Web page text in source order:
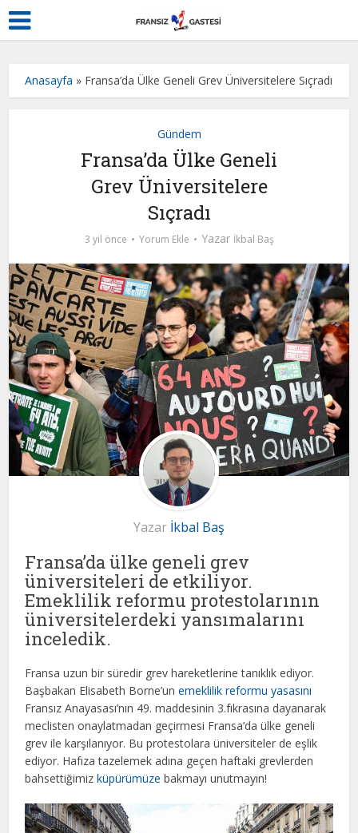
Anasayfa » Fransa’da Ülke Geneli Grev Üniversitelere Sıçradı
Gündem
Fransa’da Ülke Geneli
Grev Üniversitelere
Sıçradı
3 yıl önce Yorum Ekle Yazar İkbal Baş
Yazar İkbal Baş
Fransa’da ülke geneli grev
üniversiteleri de etkiliyor.
Emeklilik reformu protestolarının
üniversitelerdeki yansımalarını
inceledik.
Fransa uzun bir süredir grev hareketlerine tanıklık ediyor.
Başbakan Elisabeth Borne’unemeklilik reformu yasasını
Fransız Anayasası’nın 49. maddesinin 3.fıkrasına dayanarak
meclisten onaylatmadan geçirmesi Fransa’da ülke geneli
grev ile karşılanıyor. Bu protestolara üniversiteler de eşlik
ediyor. Hafıza tazelemek adına geçen haftaki grevlerden
bahsettiğimizküpürümüze bakmayı unutmayın!